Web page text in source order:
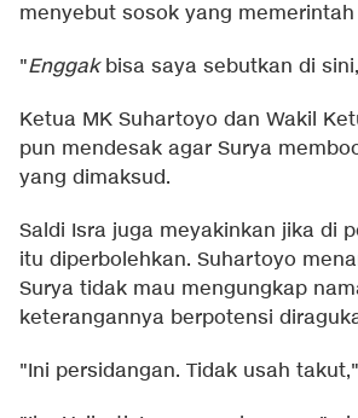
menyebut sosok yang
"Enggakbisa saya sebutkan di
Ketua MK Suhartoyo dan Wakil
pun mendesak agar Surya
yang dimaksud.
Saldi Isra juga meyakinkan jika di
itu diperbolehkan. Suhartoyo
Surya tidak mau mengungkap
keterangannya berpotensi
"Ini persidangan. Tidak usah